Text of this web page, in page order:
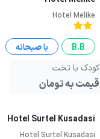
Hotel Melike
B.B
با صبحانه
کودک با تخت
قیمت به تومان
Hotel Surtel Kusadasi
Hotel Surtel Kusadasi